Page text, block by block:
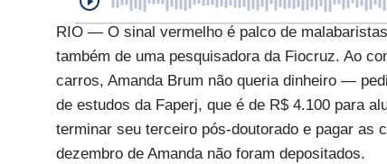
RIO — O sinal vermelho é palco de
também de uma pesquisadora da Fiocruz. Ao
carros, Amanda Brum não queria dinheiro —
de estudos da Faperj, que é de R$ 4.100 para
terminar seu terceiro pós-doutorado e pagar as
dezembro de Amanda não foram depositados.